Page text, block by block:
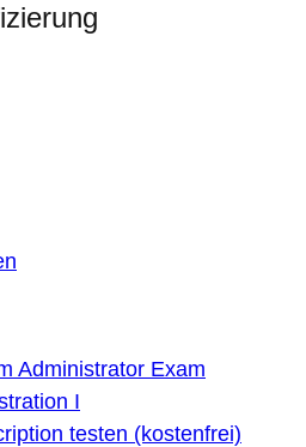
Administrator Exam
I
testen (kostenfrei)